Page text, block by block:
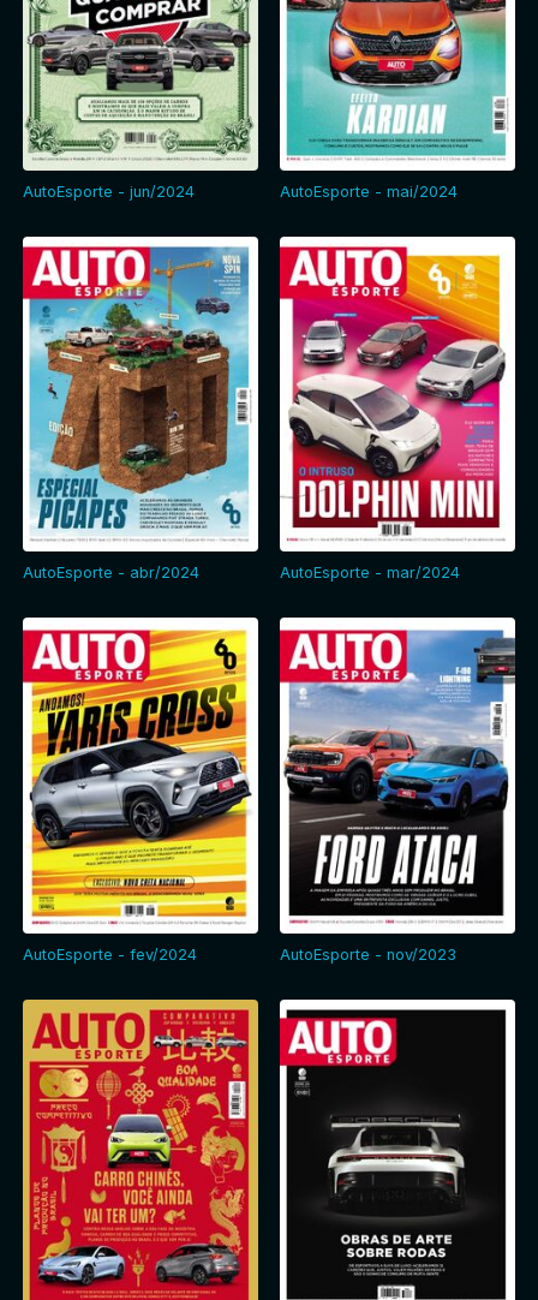
AutoEsporte - jun/2024 AutoEsporte - mai/2024
AutoEsporte - abr/2024 AutoEsporte - mar/2024
AutoEsporte - fev/2024 AutoEsporte - nov/2023